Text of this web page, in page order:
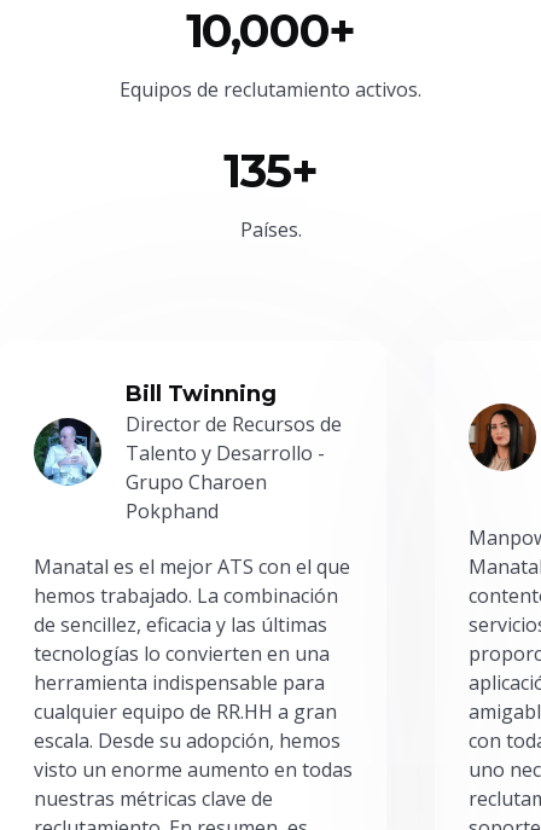
10,000+
Equipos de reclutamiento activos.
135+
Países.
Bill Twinning
Director de Recursos de
Talento y Desarrollo -
Grupo Charoen
Pokphand
Manatal es el mejor ATS con el que
hemos trabajado. La combinación
de sencillez, eficacia y las últimas
tecnologías lo convierten en una
herramienta indispensable para
cualquier equipo de RR.HH a gran
escala. Desde su adopción, hemos
visto un enorme aumento en todas
nuestras métricas clave de
con
uno